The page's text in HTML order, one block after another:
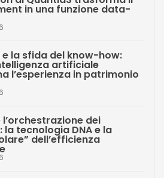
in una funzione data-
la sfida del know-how:
artificiale
l’esperienza in patrimonio
dei
la tecnologia DNA e la
dell’efficienza